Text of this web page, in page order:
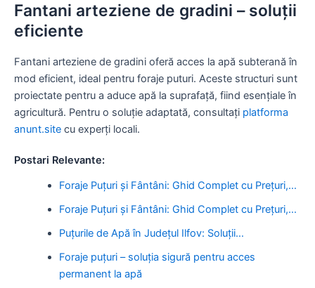
Fantani arteziene de gradini – soluții
eficiente
Fantani arteziene de gradini oferă acces la apă subterană în
mod eficient, ideal pentru foraje puturi. Aceste structuri sunt
proiectate pentru a aduce apă la suprafață, fiind esențiale în
agricultură. Pentru o soluție adaptată, consultați platforma
anunt.site cu experți locali.
Postari Relevante:
Foraje Puțuri și Fântâni: Ghid Complet cu Prețuri,…
Foraje Puțuri și Fântâni: Ghid Complet cu Prețuri,…
Puțurile de Apă în Județul Ilfov: Soluții…
Foraje puțuri – soluția sigură pentru acces
permanent la apă